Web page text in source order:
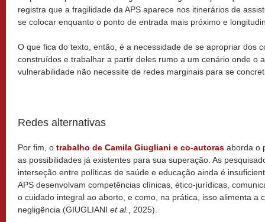
registra que a fragilidade da APS aparece nos itinerários de
se colocar enquanto o ponto de entrada mais próximo e
O que fica do texto, então, é a necessidade de se apropriar dos
construídos e trabalhar a partir deles rumo a um cenário onde o
vulnerabilidade não necessite de redes marginais para se
Redes alternativas
Por fim, o trabalho de Camila Giugliani e co-autoras aborda o
as possibilidades já existentes para sua superação. As
interseção entre políticas de saúde e educação ainda é
APS desenvolvam competências clínicas, ético-jurídicas,
o cuidado integral ao aborto, e como, na prática, isso alimenta a
negligência (GIUGLIANI et al. , 2025).